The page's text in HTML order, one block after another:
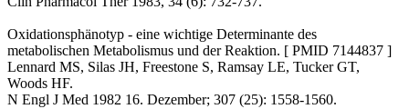
Oxidationsphänotyp - eine wichtige Determinante des
metabolischen Metabolismus und der Reaktion. [ PMID 7144837 ]
Lennard MS, Silas JH, Freestone S, Ramsay LE, Tucker GT,
Woods HF.
N Engl J Med 1982 16. Dezember; 307 (25): 1558-1560.